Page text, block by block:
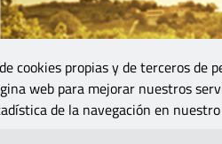
cookies propias y de terceros de
web para mejorar nuestros
de la navegación en